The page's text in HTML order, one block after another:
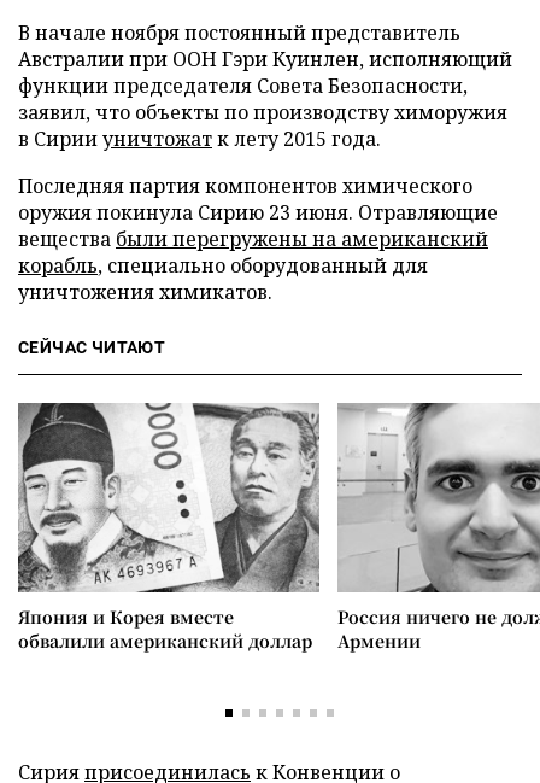
В начале ноября постоянный представитель
Австралии при ООН Гэри Куинлен, исполняющий
функции председателя Совета Безопасности,
заявил, что объекты по производству химоружия
в Сирииуничтожатк лету 2015 года.
Последняя партия компонентов химического
оружия покинула Сирию 23 июня. Отравляющие
вещества были перегружены на американский
корабль, специально оборудованный для
уничтожения химикатов.
СЕЙЧАС ЧИТАЮТ
Япония и Корея вместе
обвалили американский доллар
Россия ничего не
Армении
Сирияприсоединилась к Конвенции о